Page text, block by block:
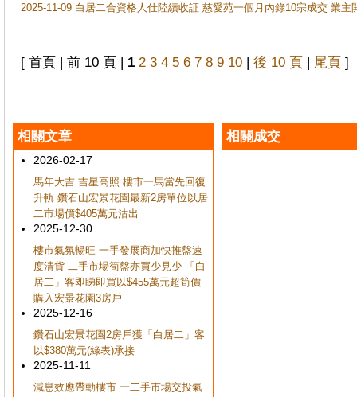
2025-11-09 白居二合資格人仕陸續收証 慈愛苑一個月內錄10宗成交 業
[ 首頁 | 前 10 頁 | 1 2 3 4 5 6 7 8 9 10 | 後 10 頁 | 尾頁 ]
相關文章
2026-02-17
馬年大吉 吉星高照 樓市一馬當先回復
升軌 鑽石山宏景花園最新2房單位以居
二市場價$405萬元沽出
2025-12-30
樓市氣氛暢旺 一手發展商加快推盤速
度清貨 二手市場筍盤亦買少見少 「白
居二」客即睇即買以$455萬元超筍價
購入宏景花園3房戶
2025-12-16
鑽石山宏景花園2房戶獲「白居二」客
以$380萬元(綠表)承接
2025-11-11
減息效應帶動樓市 一二手市場交投氣
相關成交